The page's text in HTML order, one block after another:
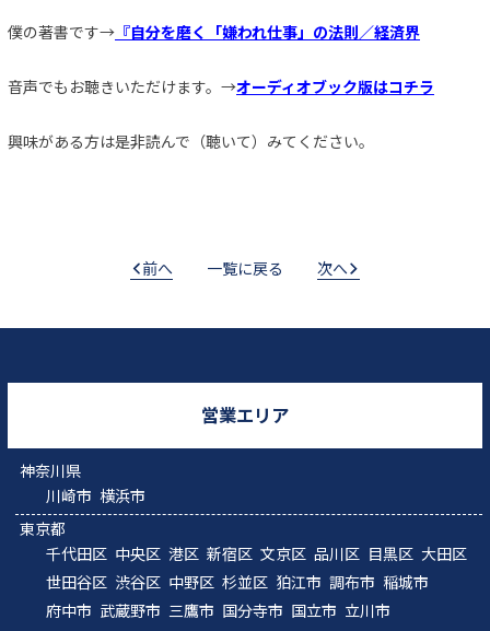
僕の著書です→ 『自分を磨く「嫌われ仕事」の法則／経済界
音声でもお聴きいただけます。→オーディオブック版はコチラ
興味がある方は是非読んで（聴いて）みてください。
前へ 一覧に戻る 次へ
営業エリア
神奈川県
川崎市 横浜市
東京都
千代田区 中央区 港区 新宿区 文京区 品川区 目黒区 大田区
世田谷区 渋谷区 中野区 杉並区 狛江市 調布市 稲城市
府中市 武蔵野市 三鷹市 国分寺市 国立市 立川市